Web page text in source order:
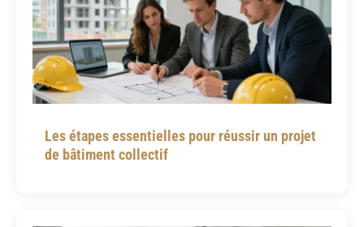
Les étapes essentielles pour réussir un projet
de bâtiment collectif